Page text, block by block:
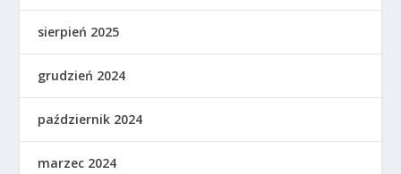
sierpień 2025
grudzień 2024
październik 2024
marzec 2024